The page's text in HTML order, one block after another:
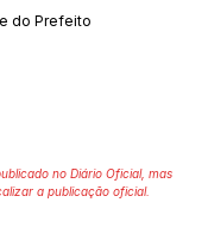
do Prefeito
no Diário Oficial, mas
a publicação oficial.